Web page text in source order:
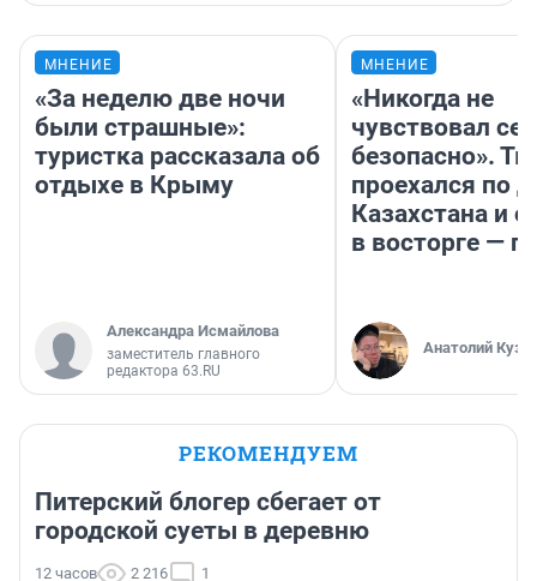
МНЕНИЕ
«За неделю две ночи
были страшные»:
туристка рассказала об
отдыхе в Крыму
Александра Исмайлова
заместитель главного
редактора 63.RU
МНЕНИЕ
«Никогда не
чувствовал
безопасно».
проехался по
Казахстана и
в восторге —
Анатолий
РЕКОМЕНДУЕМ
Питерский блогер сбегает от
городской суеты в деревню
12 часов 2 216 1